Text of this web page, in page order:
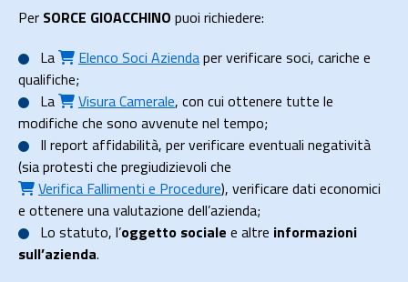
Per SORCE GIOACCHINO puoi richiedere:
La
Elenco Soci Aziendaper verificare soci, cariche e
qualifiche;
La
Visura Camerale, con cui ottenere tutte le
modifiche che sono avvenute nel tempo;
Il report affidabilità, per verificare eventuali negatività
(sia protesti che pregiudizievoli che
Verifica Fallimenti e Procedure), verificare dati economici
e ottenere una valutazione dell’azienda;
Lo statuto, l’oggetto sociale e altre informazioni
sull’azienda.